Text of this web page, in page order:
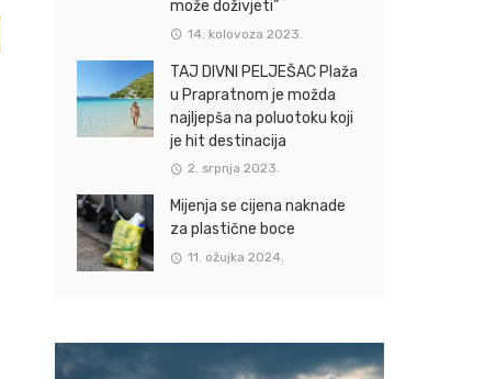
može doživjeti”
14. kolovoza 2023.
TAJ DIVNI PELJEŠAC Plaža
u Prapratnom je možda
najljepša na poluotoku koji
je hit destinacija
2. srpnja 2023.
Mijenja se cijena naknade
za plastične boce
11. ožujka 2024.